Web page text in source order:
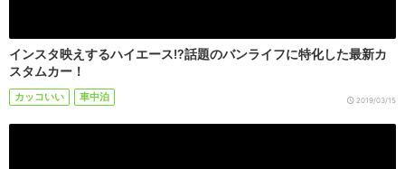
インスタ映えするハイエース!?話題のバンライフに特化した最新カ
スタムカー！
カッコいい 車中泊 2019/03/15